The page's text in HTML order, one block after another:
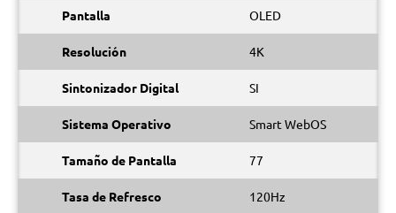
Pantalla OLED
Resolución 4K
Sintonizador Digital SI
Sistema Operativo Smart WebOS
Tamaño de Pantalla 77
Tasa de Refresco 120Hz